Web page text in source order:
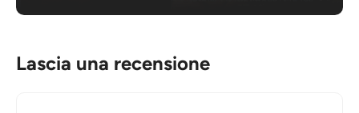
Lascia una recensione